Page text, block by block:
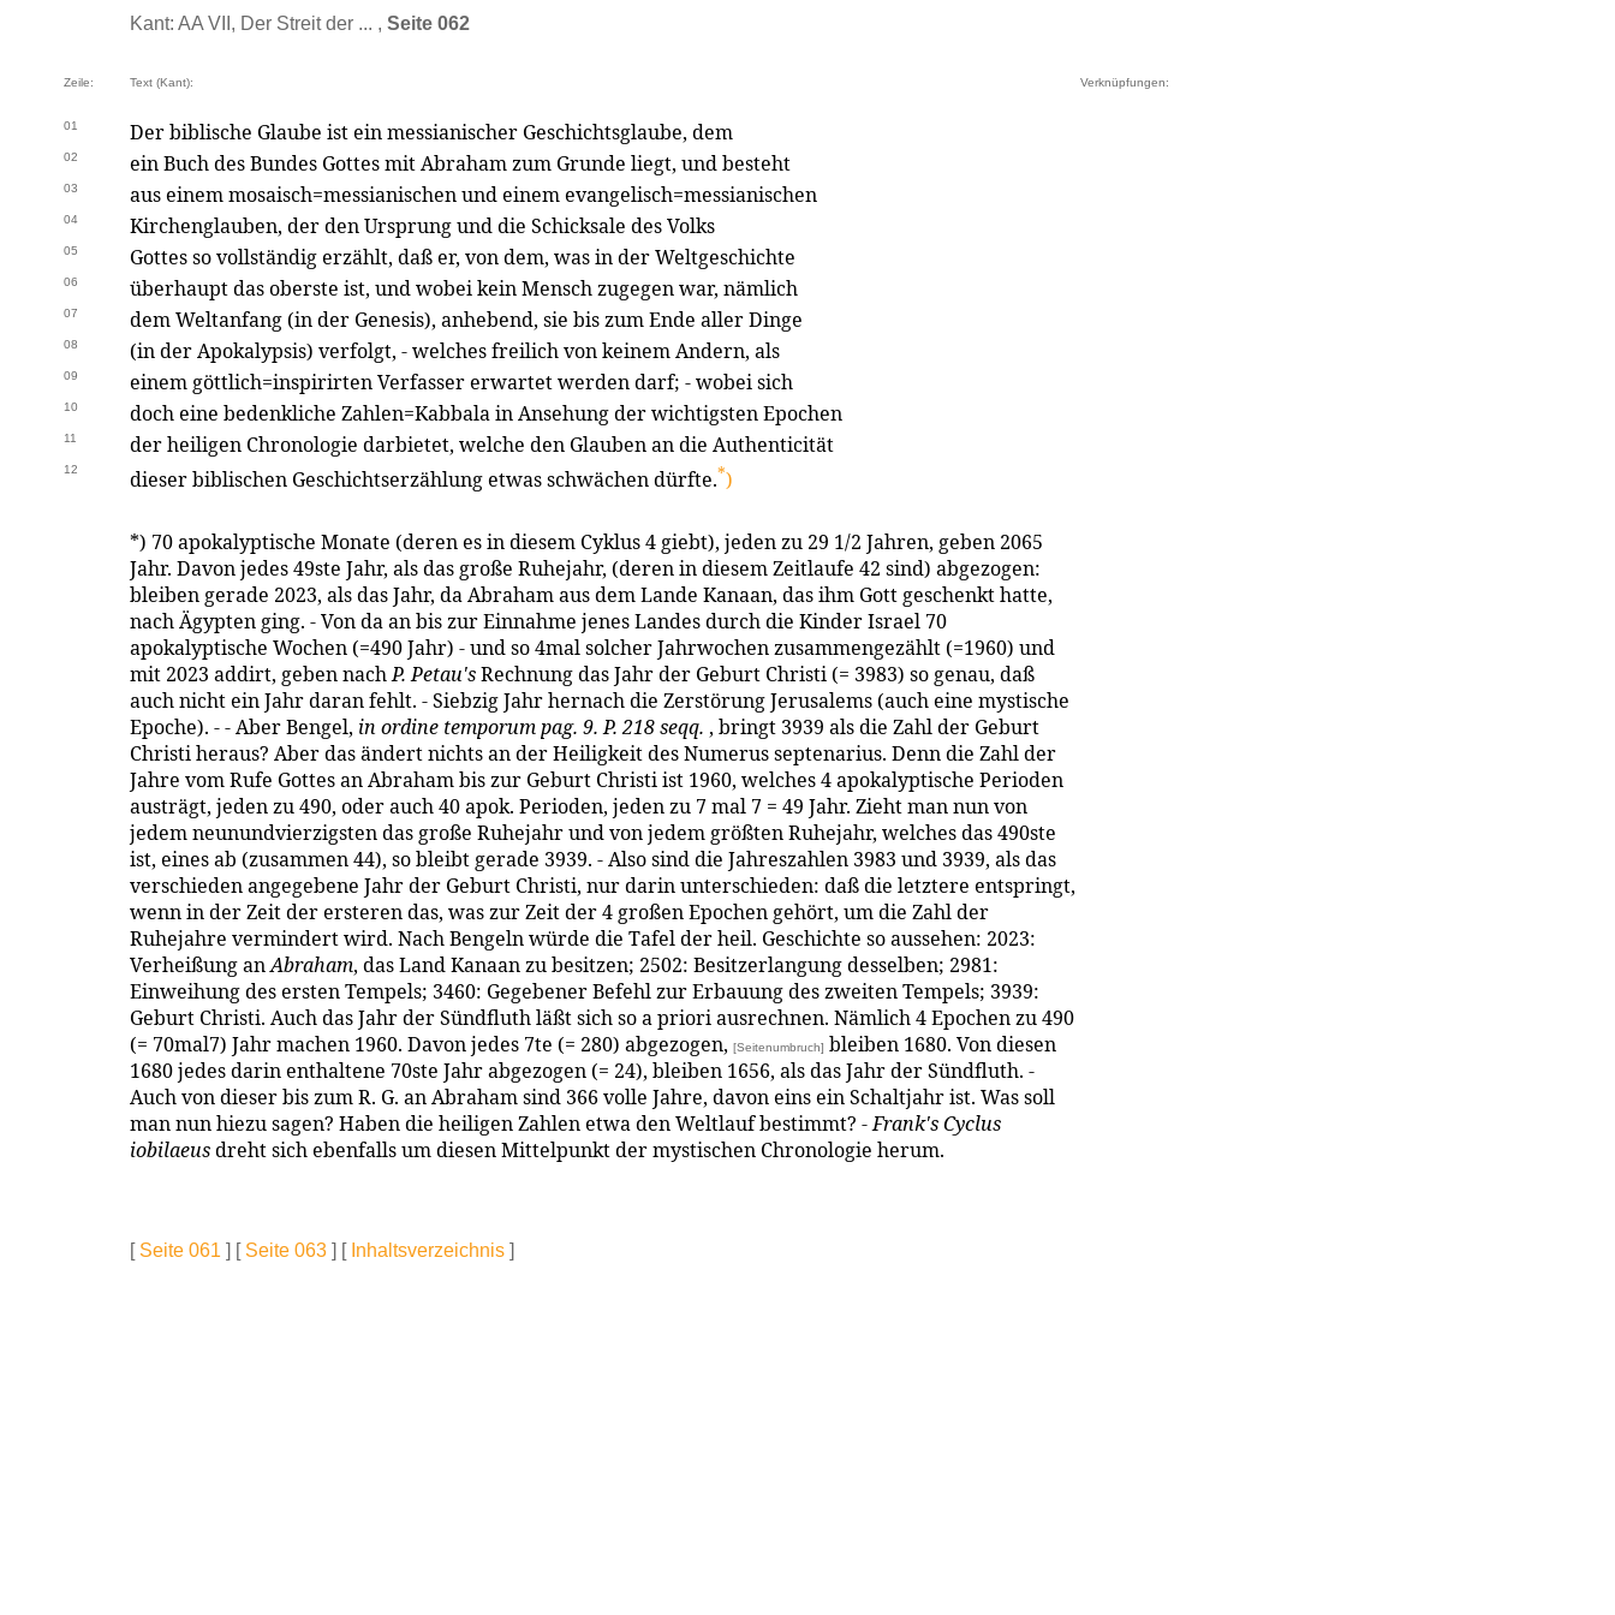
Kant: AA VII, Der Streit der ... , Seite 062
Zeile: Text (Kant): Verknüpfungen:
01 Der biblische Glaube ist ein messianischer Geschichtsglaube, dem
02 ein Buch des Bundes Gottes mit Abraham zum Grunde liegt, und besteht
03 aus einem mosaisch=messianischen und einem evangelisch=messianischen
04 Kirchenglauben, der den Ursprung und die Schicksale des Volks
05 Gottes so vollständig erzählt, daß er, von dem, was in der Weltgeschichte
06 überhaupt das oberste ist, und wobei kein Mensch zugegen war, nämlich
07 dem Weltanfang (in der Genesis), anhebend, sie bis zum Ende aller Dinge
08 (in der Apokalypsis) verfolgt, - welches freilich von keinem Andern, als
09 einem göttlich=inspirirten Verfasser erwartet werden darf; - wobei sich
10 doch eine bedenkliche Zahlen=Kabbala in Ansehung der wichtigsten Epochen
11 der heiligen Chronologie darbietet, welche den Glauben an die Authenticität
12 dieser biblischen Geschichtserzählung etwas schwächen dürfte.*)
*) 70 apokalyptische Monate (deren es in diesem Cyklus 4 giebt), jeden zu 29 1/2 Jahren, geben 2065
Jahr. Davon jedes 49ste Jahr, als das große Ruhejahr, (deren in diesem Zeitlaufe 42 sind) abgezogen:
bleiben gerade 2023, als das Jahr, da Abraham aus dem Lande Kanaan, das ihm Gott geschenkt hatte,
nach Ägypten ging. - Von da an bis zur Einnahme jenes Landes durch die Kinder Israel 70
apokalyptische Wochen (=490 Jahr) - und so 4mal solcher Jahrwochen zusammengezählt (=1960) und
mit 2023 addirt, geben nachP. Petau'sRechnung das Jahr der Geburt Christi (= 3983) so genau, daß
auch nicht ein Jahr daran fehlt. - Siebzig Jahr hernach die Zerstörung Jerusalems (auch eine mystische
Epoche). - - Aber Bengel, in ordine temporum pag. 9. P. 218seqq. , bringt 3939 als die Zahl der Geburt
Christi heraus? Aber das ändert nichts an der Heiligkeit des Numerus septenarius. Denn die Zahl der
Jahre vom Rufe Gottes an Abraham bis zur Geburt Christi ist 1960, welches 4 apokalyptische Perioden
austrägt, jeden zu 490, oder auch 40 apok. Perioden, jeden zu 7 mal 7 = 49 Jahr. Zieht man nun von
jedem neunundvierzigsten das große Ruhejahr und von jedem größten Ruhejahr, welches das 490ste
ist, eines ab (zusammen 44), so bleibt gerade 3939. - Also sind die Jahreszahlen 3983 und 3939, als das
verschieden angegebene Jahr der Geburt Christi, nur darin unterschieden: daß die letztere entspringt,
wenn in der Zeit der ersteren das, was zur Zeit der 4 großen Epochen gehört, um die Zahl der
Ruhejahre vermindert wird. Nach Bengeln würde die Tafel der heil. Geschichte so aussehen: 2023:
Verheißung anAbraham, das Land Kanaan zu besitzen; 2502: Besitzerlangung desselben; 2981:
Einweihung des ersten Tempels; 3460: Gegebener Befehl zur Erbauung des zweiten Tempels; 3939:
Geburt Christi. Auch das Jahr der Sündfluth läßt sich so a priori ausrechnen. Nämlich 4 Epochen zu 490
(= 70mal7) Jahr machen 1960. Davon jedes 7te (= 280) abgezogen, [Seitenumbruch] bleiben 1680. Von diesen
1680 jedes darin enthaltene 70ste Jahr abgezogen (= 24), bleiben 1656, als das Jahr der Sündfluth. -
Auch von dieser bis zum R. G. an Abraham sind 366 volle Jahre, davon eins ein Schaltjahr ist. Was soll
man nun hiezu sagen? Haben die heiligen Zahlen etwa den Weltlauf bestimmt? -Frank'sCyclus
iobilaeusdreht sich ebenfalls um diesen Mittelpunkt der mystischen Chronologie herum.
[ Seite 061 ] [ Seite 063 ] [ Inhaltsverzeichnis ]